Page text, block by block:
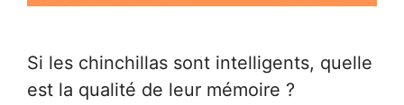
Si les chinchillas sont intelligents, quelle
est la qualité de leur mémoire ?